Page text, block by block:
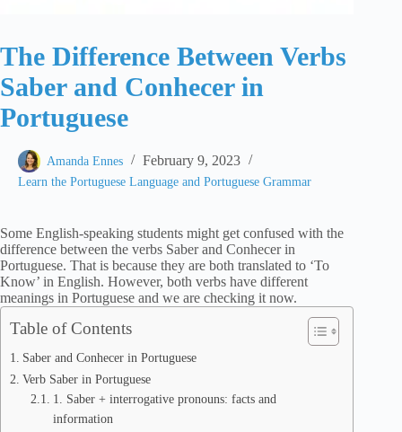
The Difference Between Verbs
Saber and Conhecer in
Portuguese
Amanda Ennes February 9, 2023
Learn the Portuguese Language and Portuguese Grammar
Some English-speaking students might get confused with the
difference between the verbs Saber and Conhecer in
Portuguese. That is because they are both translated to ‘To
Know’ in English. However, both verbs have different
meanings in Portuguese and we are checking it now.
Table of Contents
Saber and Conhecer in Portuguese
Verb Saber in Portuguese
1. Saber + interrogative pronouns: facts and
information